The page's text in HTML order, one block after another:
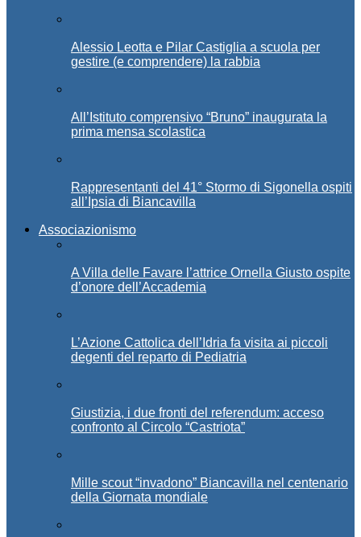
Alessio Leotta e Pilar Castiglia a scuola per
gestire (e comprendere) la rabbia
All’Istituto comprensivo “Bruno” inaugurata la
prima mensa scolastica
Rappresentanti del 41° Stormo di Sigonella ospiti
all’Ipsia di Biancavilla
Associazionismo
A Villa delle Favare l’attrice Ornella Giusto ospite
d’onore dell’Accademia
L’Azione Cattolica dell’Idria fa visita ai piccoli
degenti del reparto di Pediatria
Giustizia, i due fronti del referendum: acceso
confronto al Circolo “Castriota”
Mille scout “invadono” Biancavilla nel centenario
della Giornata mondiale